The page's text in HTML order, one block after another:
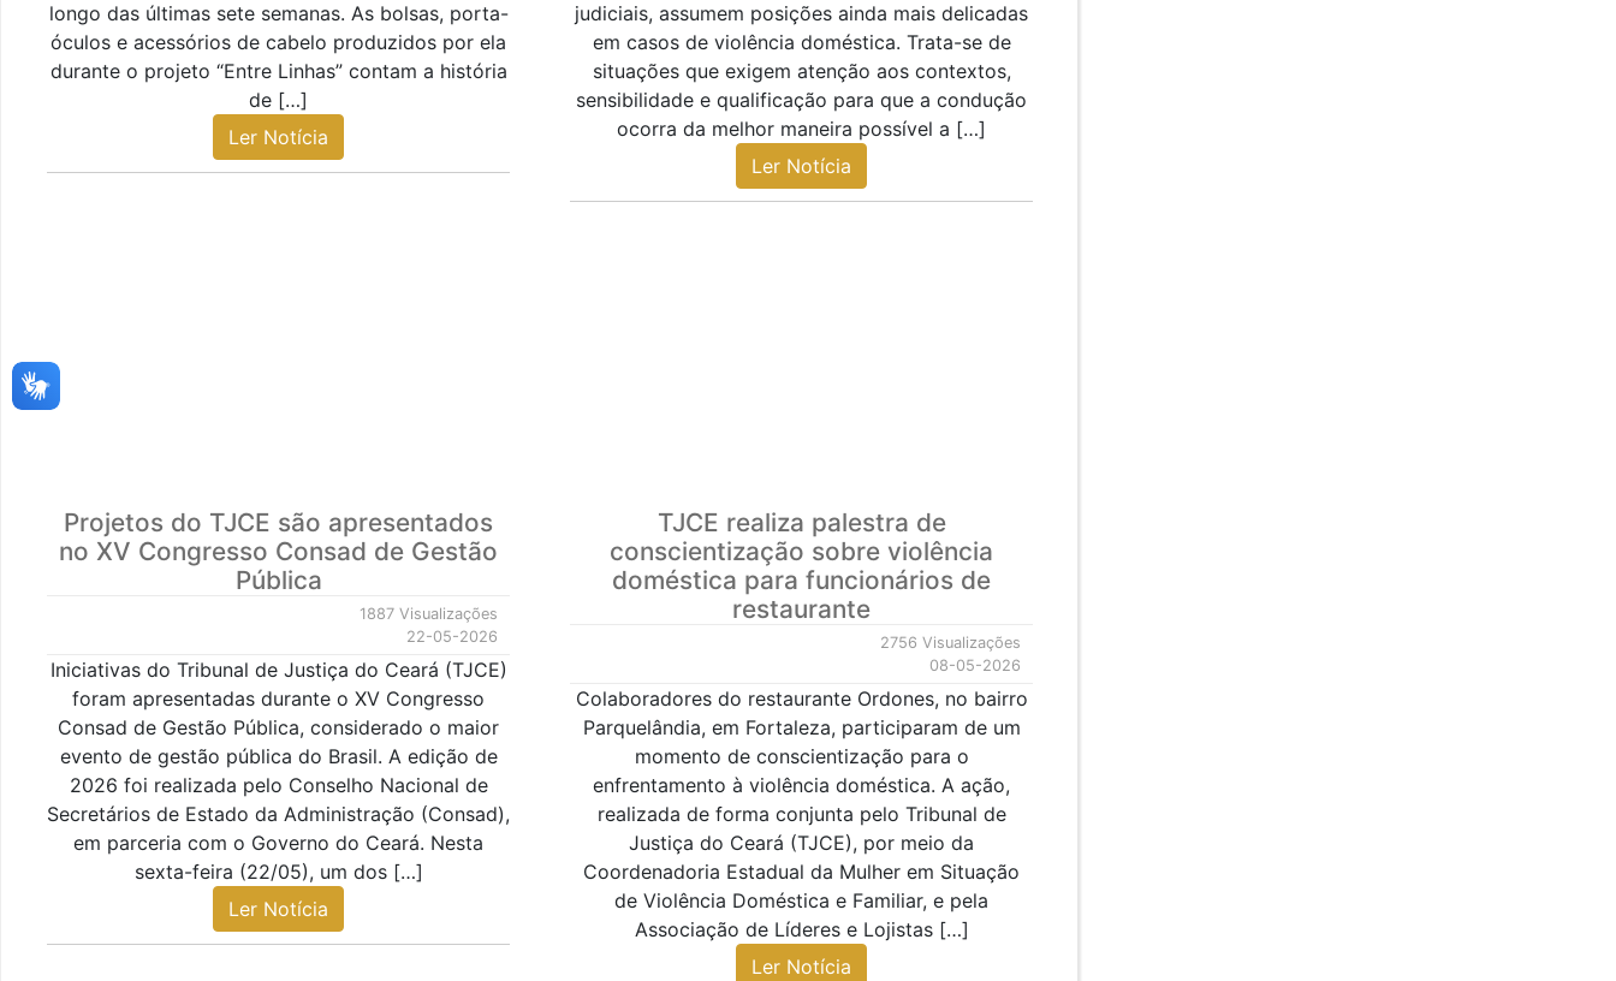
longo das últimas sete semanas. As bolsas, porta-
óculos e acessórios de cabelo produzidos por ela
durante o projeto “Entre Linhas” contam a história
de […]
Ler Notícia
judiciais, assumem posições ainda mais delicadas
em casos de violência doméstica. Trata-se de
situações que exigem atenção aos contextos,
sensibilidade e qualificação para que a condução
ocorra da melhor maneira possível a […]
Ler Notícia
Projetos do TJCE são apresentados
no XV Congresso Consad de Gestão
Pública
1887 Visualizações
22-05-2026
Iniciativas do Tribunal de Justiça do Ceará (TJCE)
foram apresentadas durante o XV Congresso
Consad de Gestão Pública, considerado o maior
evento de gestão pública do Brasil. A edição de
2026 foi realizada pelo Conselho Nacional de
Secretários de Estado da Administração (Consad),
em parceria com o Governo do Ceará. Nesta
sexta-feira (22/05), um dos […]
Ler Notícia
TJCE realiza palestra de
conscientização sobre violência
doméstica para funcionários de
restaurante
2756 Visualizações
08-05-2026
Colaboradores do restaurante Ordones, no bairro
Parquelândia, em Fortaleza, participaram de um
momento de conscientização para o
enfrentamento à violência doméstica. A ação,
realizada de forma conjunta pelo Tribunal de
Justiça do Ceará (TJCE), por meio da
Coordenadoria Estadual da Mulher em Situação
de Violência Doméstica e Familiar, e pela
Associação de Líderes e Lojistas […]
Ler Notícia